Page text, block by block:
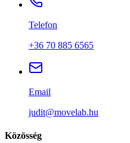
Telefon
+36 70 885 6565
Email
judit@movelab.hu
Közösség